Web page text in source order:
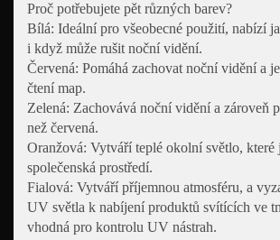
Proč potřebujete pět různých barev?
Bílá: Ideální pro všeobecné použití, nabízí
i když může rušit noční vidění.
Červená: Pomáhá zachovat noční vidění a
čtení map.
Zelená: Zachovává noční vidění a zároveň
než červená.
Oranžová: Vytváří teplé okolní světlo, které
společenská prostředí.
Fialová: Vytváří příjemnou atmosféru, a
UV světla k nabíjení produktů svítících ve
vhodná pro kontrolu UV nástrah.